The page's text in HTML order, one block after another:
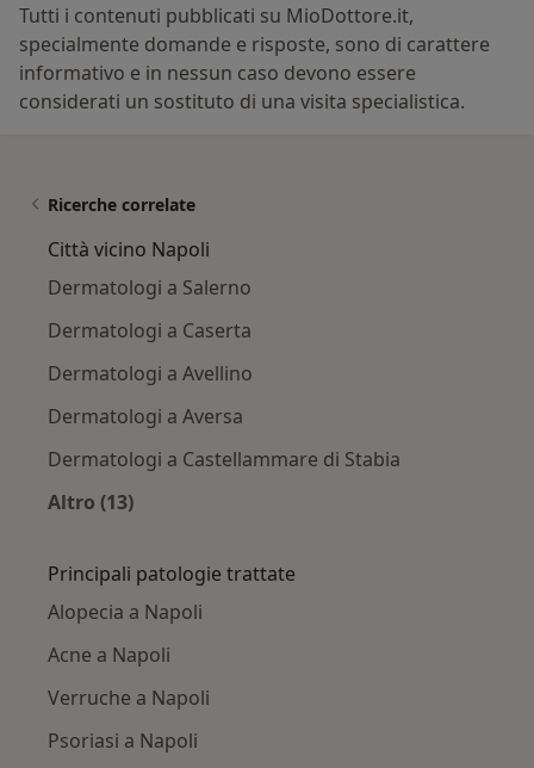
Tutti i contenuti pubblicati su MioDottore.it,
specialmente domande e risposte, sono di carattere
informativo e in nessun caso devono essere
considerati un sostituto di una visita specialistica.
Ricerche correlate
Città vicino Napoli
Dermatologi a Salerno
Dermatologi a Caserta
Dermatologi a Avellino
Dermatologi a Aversa
Dermatologi a Castellammare di Stabia
Altro (13)
Principali patologie trattate
Alopecia a Napoli
Acne a Napoli
Verruche a Napoli
Psoriasi a Napoli